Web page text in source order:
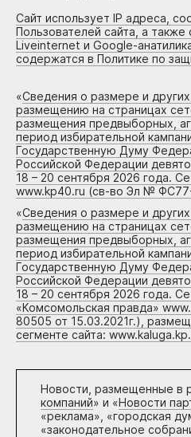
Сайт использует IP адреса,
Пользователей сайта, а также
Liveinternet и Google-
содержатся в Политике по
«Сведения о размере и
размещению на страницах
размещения предвыборных,
период избирательной
Государственную Думу
Российской Федерации
18 – 20 сентября 2026 года.
www.kp40.ru (св-во Эл №
«Сведения о размере и
размещению на страницах
размещения предвыборных,
период избирательной
Государственную Думу
Российской Федерации
18 – 20 сентября 2026 года.
«Комсомольская правда»
80505 от 15.03.2021г.),
сегменте сайта:
Новости, размещенные в
компаний» и «Новости
«реклама», «городская
«законодательное